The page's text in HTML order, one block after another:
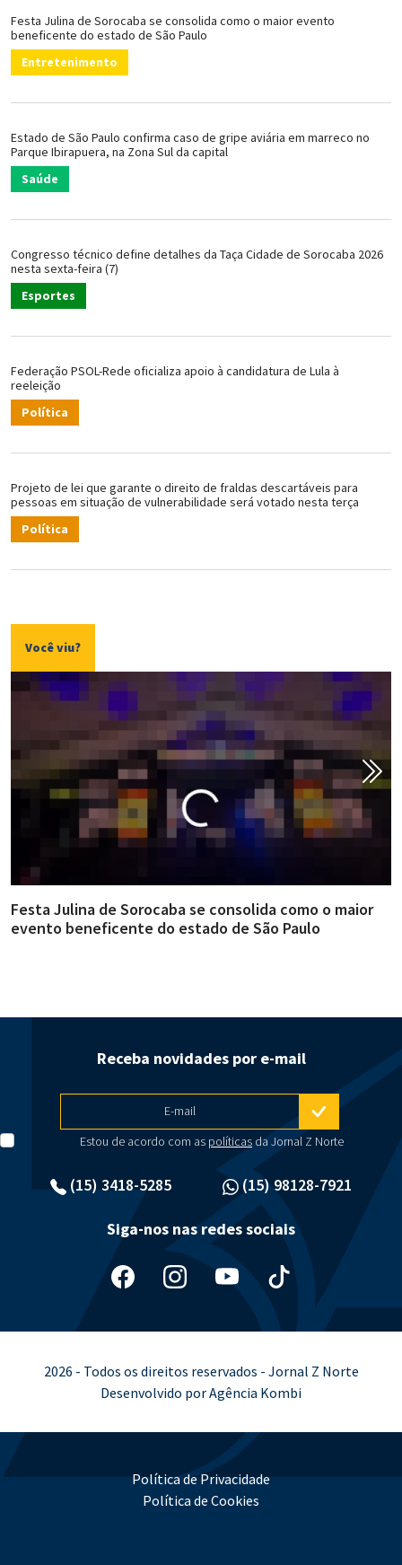
Festa Julina de Sorocaba se consolida como o maior evento
beneficente do estado de São Paulo
Entretenimento
Estado de São Paulo confirma caso de gripe aviária em marreco no
Parque Ibirapuera, na Zona Sul da capital
Saúde
Congresso técnico define detalhes da Taça Cidade de Sorocaba 2026
nesta sexta-feira (7)
Esportes
Federação PSOL-Rede oficializa apoio à candidatura de Lula à
reeleição
Política
Projeto de lei que garante o direito de fraldas descartáveis para
pessoas em situação de vulnerabilidade será votado nesta terça
Política
Você viu?
Festa Julina de Sorocaba se consolida como o maior
evento beneficente do estado de São Paulo
(15) 3418-5285 (15) 98128-7921
Receba novidades por e-mail
E-mail
Estou de acordo com as políticasda Jornal Z Norte
Siga-nos nas redes sociais
2026 - Todos os direitos reservados - Jornal Z Norte
Desenvolvido por Agência Kombi
Política de Privacidade
Política de Cookies